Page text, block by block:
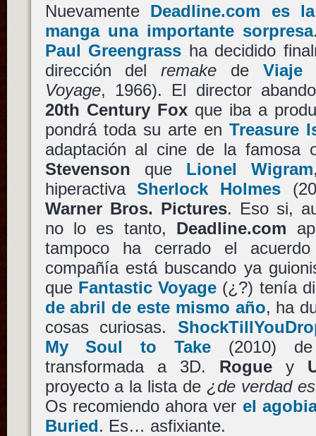
Nuevamente Deadline.com es
manga una importante sorpresa
Paul Greengrass ha decidido
dirección delremake de Viaje
Voyage, 1966). El director
20th Century Foxque iba a
pondrá toda su arte enTreasure
adaptación al cine de la famosa
Stevenson que Lionel Wigram
hiperactivaSherlock Holmes
Warner Bros. Pictures. Eso si,
no lo es tanto, Deadline.com
tampoco ha cerrado el
compañía está buscando ya
que Fantastic Voyage (¿?) tenía
de abril de este mismo año, ha
cosas curiosas.
My Soul to Take (2010)
transformada a 3D. Roguey
proyecto a la lista de ¿de verdad
Os recomiendo ahora ver el
Buried. Es… asfixiante.